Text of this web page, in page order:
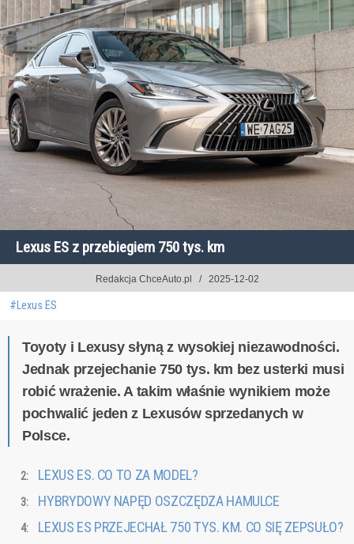
Lexus ES z przebiegiem 750 tys. km
Redakcja ChceAuto.pl 2025-12-02
#Lexus ES
Toyoty i Lexusy słyną z wysokiej niezawodności.
Jednak przejechanie 750 tys. km bez usterki musi
robić wrażenie. A takim właśnie wynikiem może
pochwalić jeden z Lexusów sprzedanych w
Polsce.
LEXUS ES. CO TO ZA MODEL?
HYBRYDOWY NAPĘD OSZCZĘDZA HAMULCE
LEXUS ES PRZEJECHAŁ 750 TYS. KM. CO SIĘ ZEPSUŁO?